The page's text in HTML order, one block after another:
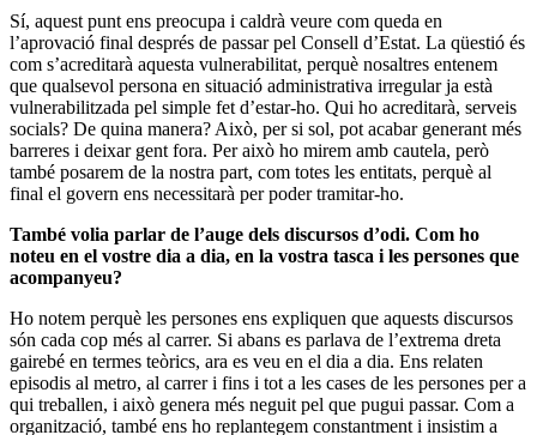
Sí, aquest punt ens preocupa i caldrà veure com queda en
l’aprovació final després de passar pel Consell d’Estat. La qüestió és
com s’acreditarà aquesta vulnerabilitat, perquè nosaltres entenem
que qualsevol persona en situació administrativa irregular ja està
vulnerabilitzada pel simple fet d’estar-ho. Qui ho acreditarà, serveis
socials? De quina manera? Això, per si sol, pot acabar generant més
barreres i deixar gent fora. Per això ho mirem amb cautela, però
també posarem de la nostra part, com totes les entitats, perquè al
final el govern ens necessitarà per poder tramitar-ho.
També volia parlar de l’auge dels discursos d’odi. Com ho
noteu en el vostre dia a dia, en la vostra tasca i les persones que
acompanyeu?
Ho notem perquè les persones ens expliquen que aquests discursos
són cada cop més al carrer. Si abans es parlava de l’extrema dreta
gairebé en termes teòrics, ara es veu en el dia a dia. Ens relaten
episodis al metro, al carrer i fins i tot a les cases de les persones per a
qui treballen, i això genera més neguit pel que pugui passar. Com a
organització, també ens ho replantegem constantment i insistim a